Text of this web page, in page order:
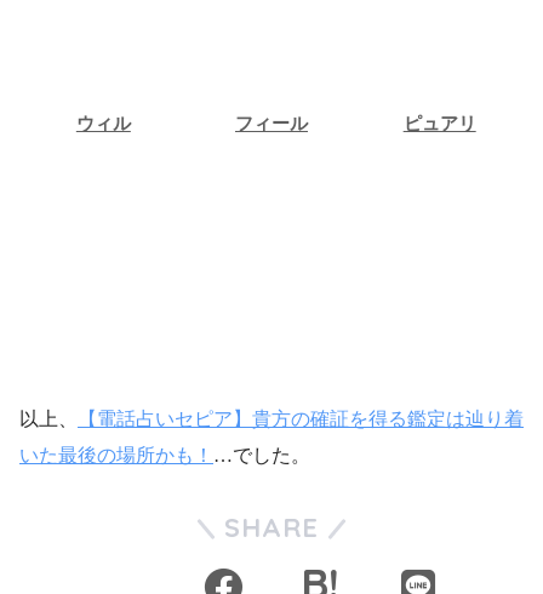
ウィル フィール ピュアリ
以上、
【電話占いセピア】貴方の確証を得る鑑定は辿り着
いた最後の場所かも！ …でした。
SHARE